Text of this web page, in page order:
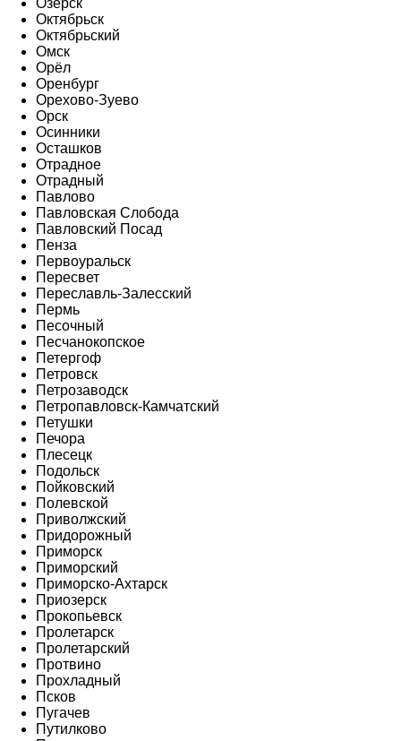
Озерск
Октябрьск
Октябрьский
Омск
Орёл
Оренбург
Орехово-Зуево
Орск
Осинники
Осташков
Отрадное
Отрадный
Павлово
Павловская Слобода
Павловский Посад
Пенза
Первоуральск
Пересвет
Переславль-Залесский
Пермь
Песочный
Песчанокопское
Петергоф
Петровск
Петрозаводск
Петропавловск-Камчатский
Петушки
Печора
Плесецк
Подольск
Пойковский
Полевской
Приволжский
Придорожный
Приморск
Приморский
Приморско-Ахтарск
Приозерск
Прокопьевск
Пролетарск
Пролетарский
Протвино
Прохладный
Псков
Пугачев
Путилково